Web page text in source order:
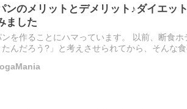
ンのメリットとデメリット♪ダイエッ
ました
を作ることにハマっています。 以前、断食
んだろう?」と考えさせられてから、そんな